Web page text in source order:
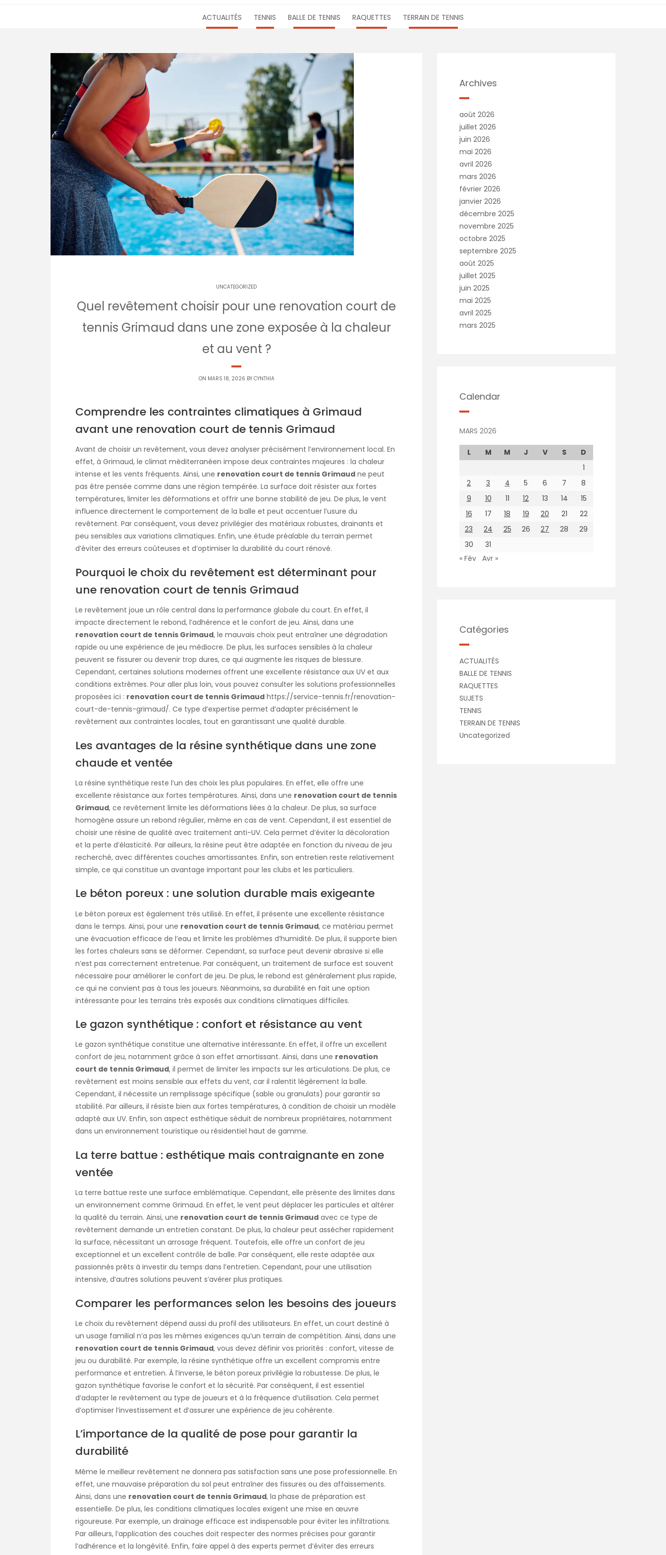
ACTUALITÉS TENNIS BALLE DE TENNIS RAQUETTES TERRAIN DE TENNIS
UNCATEGORIZED
Quel revêtement choisir pour une renovation court de
tennis Grimaud dans une zone exposée à la chaleur
et au vent ?
ON MARS 18, 2026 BY CYNTHIA
Comprendre les contraintes climatiques à Grimaud
avant une renovation court de tennis Grimaud
Avant de choisir un revêtement, vous devez analyser précisément l’environnement local. En
effet, à Grimaud, le climat méditerranéen impose deux contraintes majeures : la chaleur
intense et les vents fréquents. Ainsi, une renovation court de tennis Grimaud ne peut
pas être pensée comme dans une région tempérée. La surface doit résister aux fortes
températures, limiter les déformations et offrir une bonne stabilité de jeu. De plus, le vent
influence directement le comportement de la balle et peut accentuer l’usure du
revêtement. Par conséquent, vous devez privilégier des matériaux robustes, drainants et
peu sensibles aux variations climatiques. Enfin, une étude préalable du terrain permet
d’éviter des erreurs coûteuses et d’optimiser la durabilité du court rénové.
Pourquoi le choix du revêtement est déterminant pour
une renovation court de tennis Grimaud
Le revêtement joue un rôle central dans la performance globale du court. En effet, il
impacte directement le rebond, l’adhérence et le confort de jeu. Ainsi, dans une
renovation court de tennis Grimaud, le mauvais choix peut entraîner une dégradation
rapide ou une expérience de jeu médiocre. De plus, les surfaces sensibles à la chaleur
peuvent se fissurer ou devenir trop dures, ce qui augmente les risques de blessure.
Cependant, certaines solutions modernes offrent une excellente résistance aux UV et aux
conditions extrêmes. Pour aller plus loin, vous pouvez consulter les solutions professionnelles
proposées ici : renovation court de tennis Grimaud https://service-tennis.fr/renovation-
court-de-tennis-grimaud/. Ce type d’expertise permet d’adapter précisément le
revêtement aux contraintes locales, tout en garantissant une qualité durable.
Les avantages de la résine synthétique dans une zone
chaude et ventée
La résine synthétique reste l’un des choix les plus populaires. En effet, elle offre une
excellente résistance aux fortes températures. Ainsi, dans une renovation court de tennis
Grimaud, ce revêtement limite les déformations liées à la chaleur. De plus, sa surface
homogène assure un rebond régulier, même en cas de vent. Cependant, il est essentiel de
choisir une résine de qualité avec traitement anti-UV. Cela permet d’éviter la décoloration
et la perte d’élasticité. Par ailleurs, la résine peut être adaptée en fonction du niveau de jeu
recherché, avec différentes couches amortissantes. Enfin, son entretien reste relativement
simple, ce qui constitue un avantage important pour les clubs et les particuliers.
Le béton poreux : une solution durable mais exigeante
Le béton poreux est également très utilisé. En effet, il présente une excellente résistance
dans le temps. Ainsi, pour une renovation court de tennis Grimaud, ce matériau permet
une évacuation efficace de l’eau et limite les problèmes d’humidité. De plus, il supporte bien
les fortes chaleurs sans se déformer. Cependant, sa surface peut devenir abrasive si elle
n’est pas correctement entretenue. Par conséquent, un traitement de surface est souvent
nécessaire pour améliorer le confort de jeu. De plus, le rebond est généralement plus rapide,
ce qui ne convient pas à tous les joueurs. Néanmoins, sa durabilité en fait une option
intéressante pour les terrains très exposés aux conditions climatiques difficiles.
Le gazon synthétique : confort et résistance au vent
Le gazon synthétique constitue une alternative intéressante. En effet, il offre un excellent
confort de jeu, notamment grâce à son effet amortissant. Ainsi, dans une renovation
court de tennis Grimaud, il permet de limiter les impacts sur les articulations. De plus, ce
revêtement est moins sensible aux effets du vent, car il ralentit légèrement la balle.
Cependant, il nécessite un remplissage spécifique (sable ou granulats) pour garantir sa
stabilité. Par ailleurs, il résiste bien aux fortes températures, à condition de choisir un modèle
adapté aux UV. Enfin, son aspect esthétique séduit de nombreux propriétaires, notamment
dans un environnement touristique ou résidentiel haut de gamme.
La terre battue : esthétique mais contraignante en zone
ventée
La terre battue reste une surface emblématique. Cependant, elle présente des limites dans
un environnement comme Grimaud. En effet, le vent peut déplacer les particules et altérer
la qualité du terrain. Ainsi, une renovation court de tennis Grimaud avec ce type de
revêtement demande un entretien constant. De plus, la chaleur peut assécher rapidement
la surface, nécessitant un arrosage fréquent. Toutefois, elle offre un confort de jeu
exceptionnel et un excellent contrôle de balle. Par conséquent, elle reste adaptée aux
passionnés prêts à investir du temps dans l’entretien. Cependant, pour une utilisation
intensive, d’autres solutions peuvent s’avérer plus pratiques.
Comparer les performances selon les besoins des joueurs
Le choix du revêtement dépend aussi du profil des utilisateurs. En effet, un court destiné à
un usage familial n’a pas les mêmes exigences qu’un terrain de compétition. Ainsi, dans une
renovation court de tennis Grimaud, vous devez définir vos priorités : confort, vitesse de
jeu ou durabilité. Par exemple, la résine synthétique offre un excellent compromis entre
performance et entretien. À l’inverse, le béton poreux privilégie la robustesse. De plus, le
gazon synthétique favorise le confort et la sécurité. Par conséquent, il est essentiel
d’adapter le revêtement au type de joueurs et à la fréquence d’utilisation. Cela permet
d’optimiser l’investissement et d’assurer une expérience de jeu cohérente.
L’importance de la qualité de pose pour garantir la
durabilité
Même le meilleur revêtement ne donnera pas satisfaction sans une pose professionnelle. En
effet, une mauvaise préparation du sol peut entraîner des fissures ou des affaissements.
Ainsi, dans une renovation court de tennis Grimaud, la phase de préparation est
essentielle. De plus, les conditions climatiques locales exigent une mise en œuvre
rigoureuse. Par exemple, un drainage efficace est indispensable pour éviter les infiltrations.
Par ailleurs, l’application des couches doit respecter des normes précises pour garantir
l’adhérence et la longévité. Enfin, faire appel à des experts permet d’éviter des erreurs
Archives
août 2026
juillet 2026
juin 2026
mai 2026
avril 2026
mars 2026
février 2026
janvier 2026
décembre 2025
novembre 2025
octobre 2025
septembre 2025
août 2025
juillet 2025
juin 2025
mai 2025
avril 2025
mars 2025
Calendar
MARS 2026
L M M J V S
D
1
2
3 4 5 6 7
8
9
10 11 12 13 14
15
16
17 18 19 20 21
22
23
24 25 26 27 28
29
30
31
« Fév Avr »
Catégories
ACTUALITÉS
BALLE DE TENNIS
RAQUETTES
SUJETS
TENNIS
TERRAIN DE TENNIS
Uncategorized